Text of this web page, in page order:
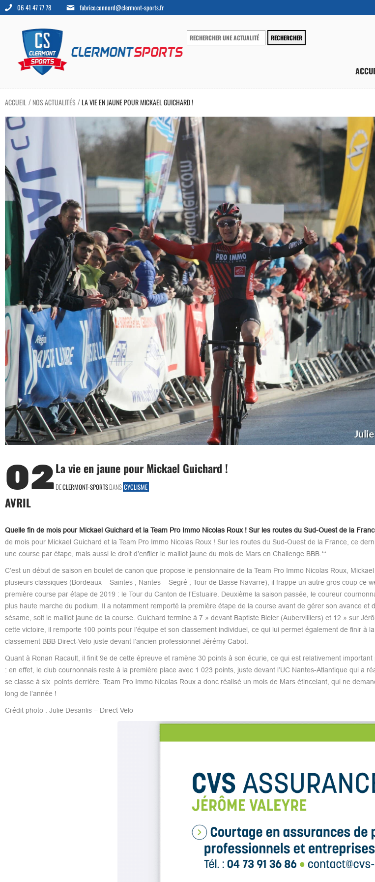
06 41 47 77 78 fabrice.connord@clermont-sports.fr
ACCUEIL / NOS ACTUALITÉS/LA VIE EN JAUNE POUR MICKAEL GUICHARD !
02
AVRIL
La vie en jaune pour Mickael Guichard !
DECLERMONT-SPORTSDANS CYCLISME
Quelle fin de mois pour Mickael Guichard et la Team Pro Immo Nicolas Roux ! Sur les routes du Sud-Ouest de la
de mois pour Mickael Guichard et la Team Pro Immo Nicolas Roux ! Sur les routes du Sud-Ouest de la France, ce
une course par étape, mais aussi le droit d’enfiler le maillot jaune du mois de Mars en Challenge BBB.**
C’est un début de saison en boulet de canon que propose le pensionnaire de la Team Pro Immo Nicolas Roux,
plusieurs classiques (Bordeaux – Saintes ; Nantes – Segré ; Tour de Basse Navarre), il frappe un autre gros coup ce
première course par étape de 2019 : le Tour du Canton de l’Estuaire. Deuxième la saison passée, le coureur
plus haute marche du podium. Il a notamment remporté la première étape de la course avant de gérer son avance et
sésame, soit le maillot jaune de la course. Guichard termine à 7 » devant Baptiste Bleier (Aubervilliers) et 12 » sur
cette victoire, il remporte 100 points pour l’équipe et son classement individuel, ce qui lui permet également de finir à
classement BBB Direct-Velo juste devant l’ancien professionnel Jérémy Cabot.
Quant à Ronan Racault, il finit 9e de cette épreuve et ramène 30 points à son écurie, ce qui est relativement
: en effet, le club cournonnais reste à la première place avec 1 023 points, juste devant l’UC Nantes-Atlantique qui a
se classe à six points derrière. Team Pro Immo Nicolas Roux a donc réalisé un mois de Mars étincelant, qui ne
long de l’année !
Crédit photo : Julie Desanlis – Direct Velo